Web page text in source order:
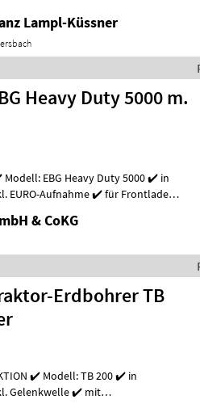
Lampl-Küssner
Heavy Duty 5000 m.
EBG Heavy Duty 5000 ✔️ in
EURO-Aufnahme ✔️ für Frontlader
& CoKG
Erdbohrer TB
✔️ Modell: TB 200 ✔️ in
✔️ mit